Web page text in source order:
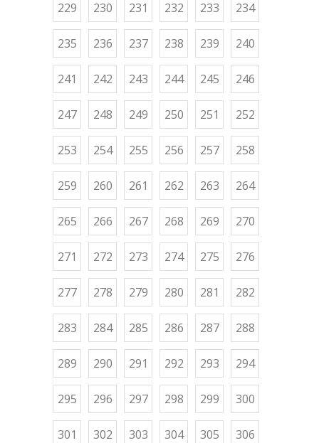
229 230 231 232 233 234
235 236 237 238 239 240
241 242 243 244 245 246
247 248 249 250 251 252
253 254 255 256 257 258
259 260 261 262 263 264
265 266 267 268 269 270
271 272 273 274 275 276
277 278 279 280 281 282
283 284 285 286 287 288
289 290 291 292 293 294
295 296 297 298 299 300
301 302 303 304 305 306